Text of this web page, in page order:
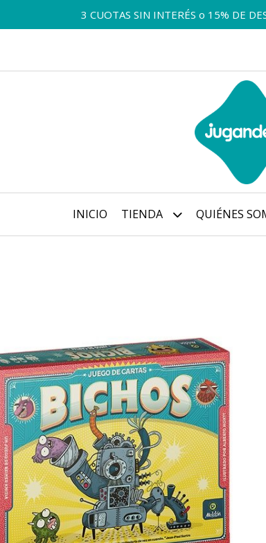
3 CUOTAS SIN INTERÉS o 15% DE
INICIO TIENDA QUIÉNES